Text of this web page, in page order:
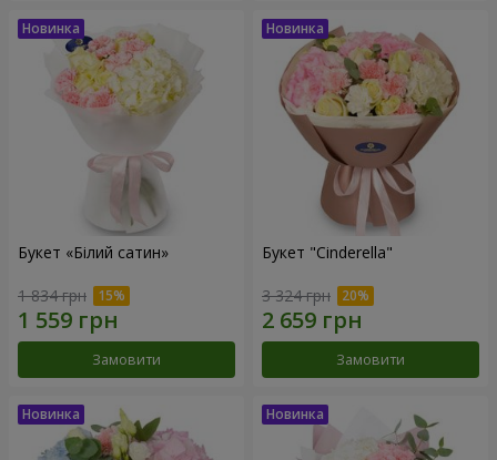
Букет «Білий сатин»
1 834 грн
Замовити
Букет "Cinderella"
3 324 грн
Замовити